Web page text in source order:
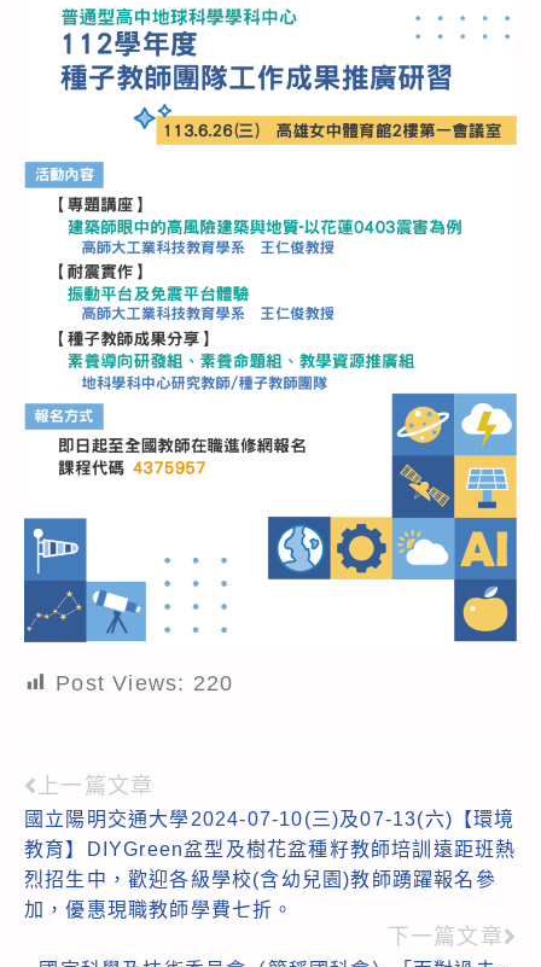
Post Views: 220
Read
more
articles
上一篇文章
國立陽明交通大學2024-07-10(三)及07-13(六)【環境
教育】DIYGreen盆型及樹花盆種籽教師培訓遠距班熱
烈招生中，歡迎各級學校(含幼兒園)教師踴躍報名參
加，優惠現職教師學費七折。
下一篇文章